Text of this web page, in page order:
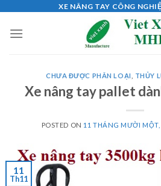
content
XE NÂNG TAY CÔNG
CHƯA ĐƯỢC PHÂN LOẠI THỦY
Xe nâng tay pallet
POSTED ON 11 THÁNG MƯỜI MỘT,
11
Th11